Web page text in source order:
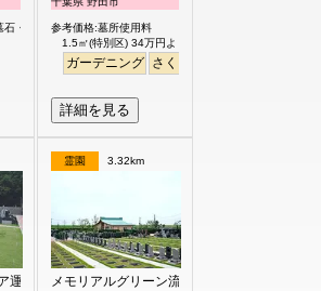
石・外柵付）参考価格:墓所使用料
1.5㎡(特別区) 34万円より
ガーデニング さくら
詳細を見る
運河
霊園 3.32km
メモリアルグリーン流山聖地